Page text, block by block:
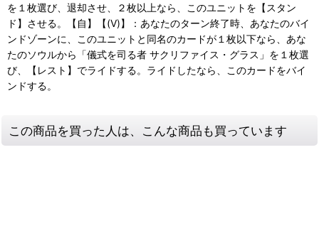
を１枚選び、退却させ、２枚以上なら、このユニットを【スタン
ド】させる。【自】【(V)】：あなたのターン終了時、あなたのバイ
ンドゾーンに、このユニットと同名のカードが１枚以下なら、あな
たのソウルから「儀式を司る者 サクリファイス・グラス」を１枚選
び、【レスト】でライドする。ライドしたなら、このカードをバイ
ンドする。
この商品を買った人は、こんな商品も買っています